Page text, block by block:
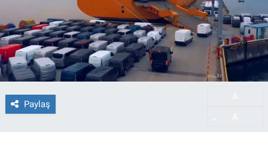
Paylaş
Son Dakika Haberleri
Haber Arşivi